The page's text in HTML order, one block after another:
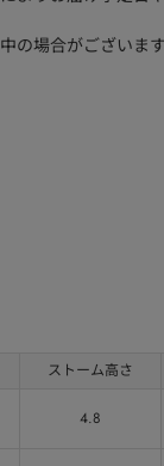
場合がございま
ストーム高さ
4.8